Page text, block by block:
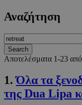
Αναζήτηση
Αποτελέσματα 1-23
1.Όλα τα
της Dua Lipa